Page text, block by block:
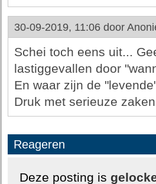
30-09-2019, 11:06 door
Schei toch eens uit...
lastiggevallen door
En waar zijn de
Druk met serieuze
Reageren
Deze posting is